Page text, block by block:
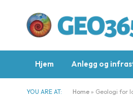
Hjem Anlegg og
YOU ARE AT: Home » Geologi for